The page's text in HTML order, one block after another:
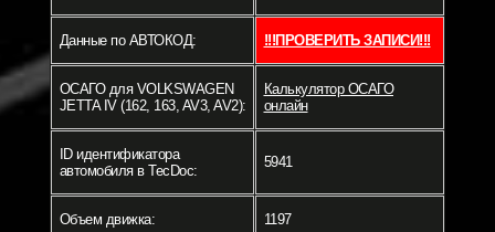
Данные по АВТОКОД: !!!ПРОВЕРИТЬ ЗАПИСИ!!!
ОСАГО для VOLKSWAGEN
JETTA IV (162, 163, AV3, AV2):
Калькулятор ОСАГО
онлайн
ID идентификатора
автомобиля в TecDoc:
5941
Объем движка: 1197